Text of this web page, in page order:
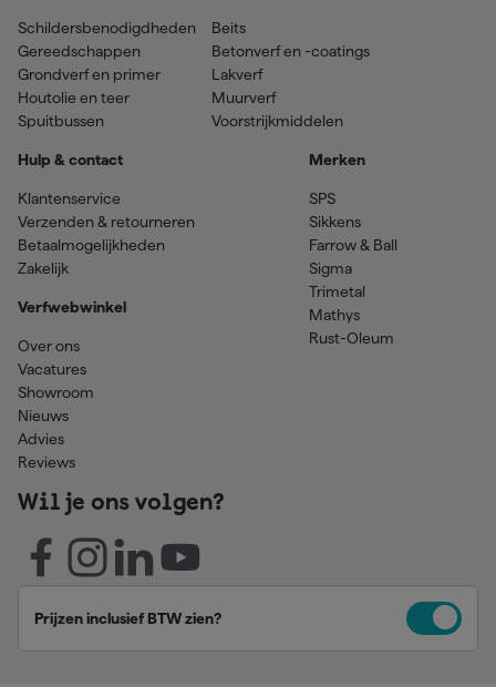
Schildersbenodigdheden
Gereedschappen
Grondverf en primer
Houtolie en teer
Spuitbussen
Beits
Betonverf en -coatings
Lakverf
Muurverf
Voorstrijkmiddelen
Hulp & contact
Klantenservice
Verzenden & retourneren
Betaalmogelijkheden
Zakelijk
Verfwebwinkel
Over ons
Vacatures
Showroom
Nieuws
Advies
Reviews
Merken
SPS
Sikkens
Farrow & Ball
Sigma
Trimetal
Mathys
Rust-Oleum
Wil je ons volgen?
Prijzen inclusief BTW zien?